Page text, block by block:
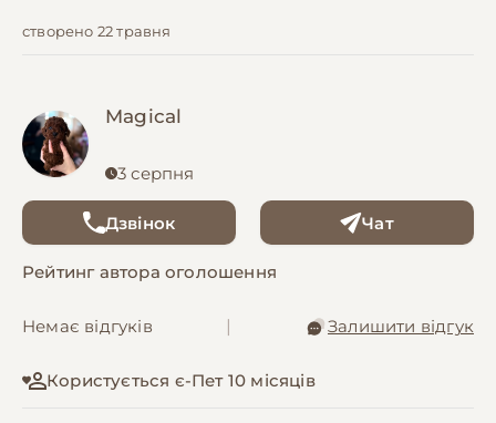
створено 22 травня
Magical
3 серпня
Дзвінок Чат
Рейтинг автора оголошення
Немає відгуків Залишити відгук
Користується є-Пет 10 місяців